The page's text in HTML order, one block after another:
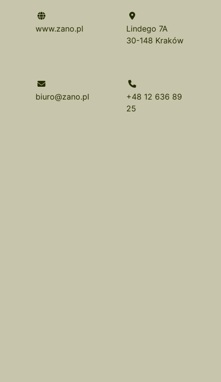
www.zano.pl
Lindego 7A
30-148 Kraków
biuro@zano.pl
+48 12 636 89
25